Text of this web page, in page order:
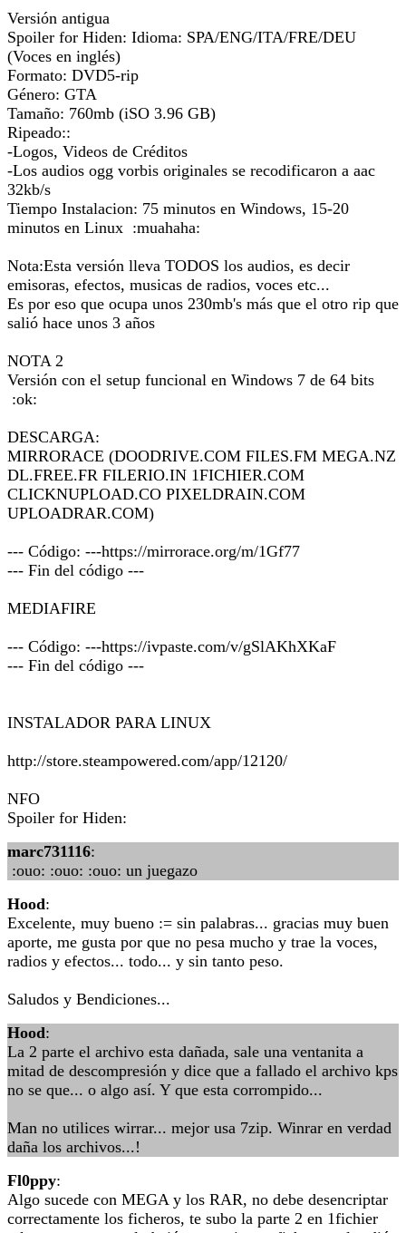
Versión antigua
Spoiler for Hiden: Idioma: SPA/ENG/ITA/FRE/DEU
(Voces en inglés)
Formato: DVD5-rip
Género: GTA
Tamaño: 760mb (iSO 3.96 GB)
Ripeado::
-Logos, Videos de Créditos
-Los audios ogg vorbis originales se recodificaron a aac
32kb/s
Tiempo Instalacion: 75 minutos en Windows, 15-20
minutos en Linux :muahaha:
Nota:Esta versión lleva TODOS los audios, es decir
emisoras, efectos, musicas de radios, voces etc...
Es por eso que ocupa unos 230mb's más que el otro rip que
salió hace unos 3 años
NOTA 2
Versión con el setup funcional en Windows 7 de 64 bits
:ok:
DESCARGA:
MIRRORACE (DOODRIVE.COM FILES.FM MEGA.NZ
DL.FREE.FR FILERIO.IN 1FICHIER.COM
CLICKNUPLOAD.CO PIXELDRAIN.COM
UPLOADRAR.COM)
--- Código: ---https://mirrorace.org/m/1Gf77
--- Fin del código ---
MEDIAFIRE
--- Código: ---https://ivpaste.com/v/gSlAKhXKaF
--- Fin del código ---
INSTALADOR PARA LINUX
http://store.steampowered.com/app/12120/
NFO
Spoiler for Hiden:
marc731116:
:ouo: :ouo: :ouo: un juegazo
Hood:
Excelente, muy bueno := sin palabras... gracias muy buen
aporte, me gusta por que no pesa mucho y trae la voces,
radios y efectos... todo... y sin tanto peso.
Saludos y Bendiciones...
Hood:
La 2 parte el archivo esta dañada, sale una ventanita a
mitad de descompresión y dice que a fallado el archivo kps
no se que... o algo así. Y que esta corrompido...
Man no utilices wirrar... mejor usa 7zip. Winrar en verdad
daña los archivos...!
Fl0ppy:
Algo sucede con MEGA y los RAR, no debe desencriptar
correctamente los ficheros, te subo la parte 2 en 1fichier